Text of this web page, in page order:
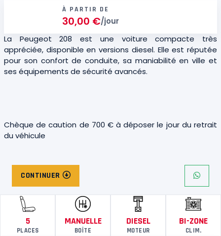
À PARTIR DE
30,00 €/jour
La Peugeot 208 est une voiture compacte très
appréciée, disponible en versions diesel. Elle est réputée
pour son confort de conduite, sa maniabilité en ville et
ses équipements de sécurité avancés.
Chèque de caution de 700 € à déposer le jour du retrait
du véhicule
CONTINUER
5
PLACES
MANUELLE
BOÎTE
DIESEL
MOTEUR
BI-ZONE
CLIM.